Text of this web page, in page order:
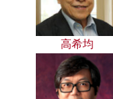
高希均